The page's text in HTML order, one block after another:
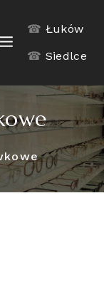
☎ Łuków
☎ Siedlce